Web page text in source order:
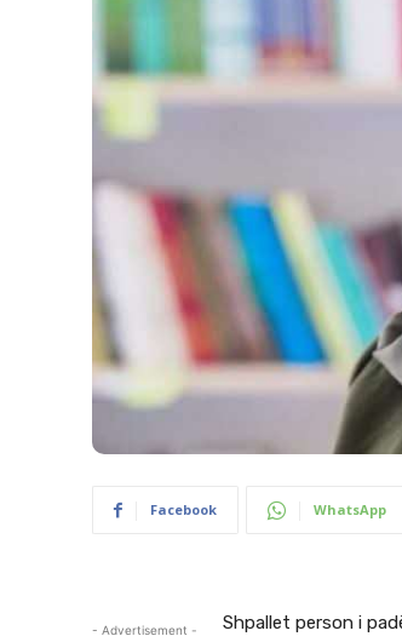
Facebook WhatsApp
- Advertisement -
Shpallet person i